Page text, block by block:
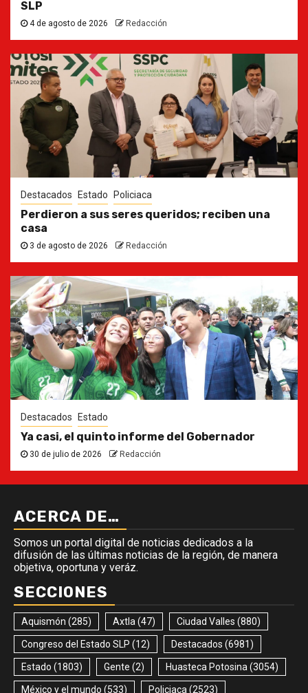
SLP
4 de agosto de 2026 Redacción
Destacados Estado Policiaca
Perdieron a sus seres queridos; reciben una
casa
3 de agosto de 2026 Redacción
Destacados Estado
Ya casi, el quinto informe del Gobernador
30 de julio de 2026 Redacción
ACERCA DE…
Somos un portal digital de noticias dedicados a la
difusión de las últimas noticias de la región, de manera
objetiva, oportuna y veráz.
SECCIONES
Aquismón (285) Axtla (47) Ciudad Valles (880)
Congreso del Estado SLP (12) Destacados (6981)
Estado (1803) Gente (2) Huasteca Potosina (3054)
México y el mundo (533) Policiaca (2523)